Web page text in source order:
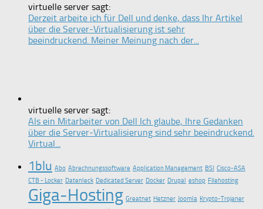
virtuelle server sagt:
Derzeit arbeite ich für Dell und denke, dass Ihr Artikel
über die Server-Virtualisierung ist sehr
beeindruckend. Meiner Meinung nach der...
virtuelle server sagt:
Als ein Mitarbeiter von Dell Ich glaube, Ihre Gedanken
über die Server-Virtualisierung sind sehr beeindruckend.
Virtual...
1blu Abo Abrechnungssoftware Application Management BSI Cisco-ASA
CTB - Locker Datenleck Dedicated Server Docker Drupal eshop Filehosting
Giga-Hosting Greatnet Hetzner Joomla Krypto-Trojaner